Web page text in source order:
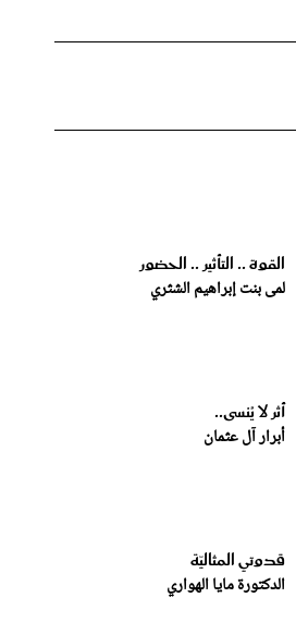
القوة .. التأثير .. الحضور
لمى بنت إبراهيم الشثري
أثر لا يُنسى..
أبرار آل عثمان
قدوتي المثاليّة
الدكتورة مايا الهواري